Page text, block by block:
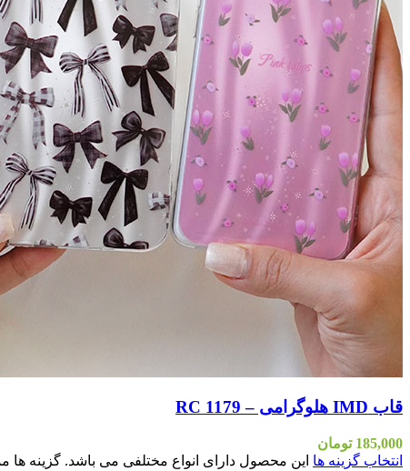
قاب IMD هلوگرامی – RC 1179
185,000 تومان
انتخاب گزینه ها این محصول دارای انواع مختلفی می باشد. گزینه